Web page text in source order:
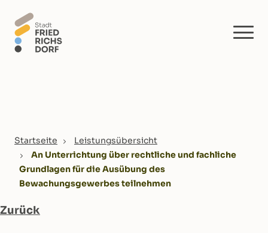
You are here:
Startseite
Leistungsübersicht
An Unterrichtung über rechtliche und fachliche
Grundlagen für die Ausübung des
Bewachungsgewerbes teilnehmen
Zurück